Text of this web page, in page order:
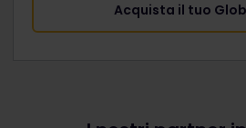
Acquista il tuo